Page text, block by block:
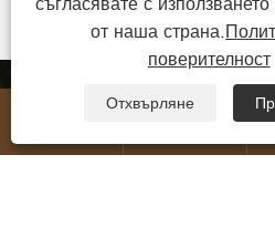
от наша страна.
поверителност
Отхвърляне